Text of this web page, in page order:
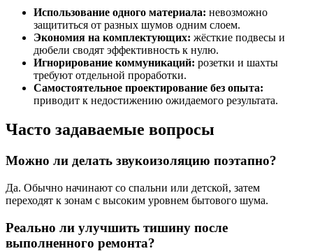
Использование одного материала: невозможно
защититься от разных шумов одним слоем.
Экономия на комплектующих: жёсткие подвесы и
дюбели сводят эффективность к нулю.
Игнорирование коммуникаций: розетки и шахты
требуют отдельной проработки.
Самостоятельное проектирование без опыта:
приводит к недостижению ожидаемого результата.
Часто задаваемые вопросы
Можно ли делать звукоизоляцию поэтапно?
Да. Обычно начинают со спальни или детской, затем
переходят к зонам с высоким уровнем бытового шума.
Реально ли улучшить тишину после
выполненного ремонта?